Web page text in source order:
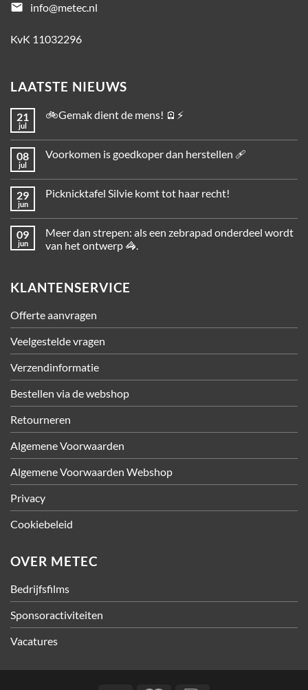
email
info@metec.nl
KvK 11032296
LAATSTE NIEUWS
21
jul
🚲Gemak dient de mens! 🪫⚡
08
jul
Voorkomen is goedkoper dan herstellen 🩹
29
jun
Picknicktafel Silvie komt tot haar recht!
09
jun
Meer dan strepen: als een zebrapad onderdeel wordt
van het ontwerp 🦓.
KLANTENSERVICE
Offerte aanvragen
Veelgestelde vragen
Verzendinformatie
Bestellen via de webshop
Retourneren
Algemene Voorwaarden
Algemene Voorwaarden Webshop
Privacy
Cookiebeleid
OVER METEC
Bedrijfsfilms
Sponsoractiviteiten
Vacatures